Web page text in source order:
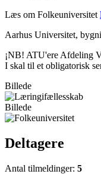
Læs om Folkeuniversitet
Aarhus Universitet,
¡NB! ATU'ere Afdeling
I skal til et obligatorisk
Billede
Billede
Deltagere
Antal tilmeldinger: 5